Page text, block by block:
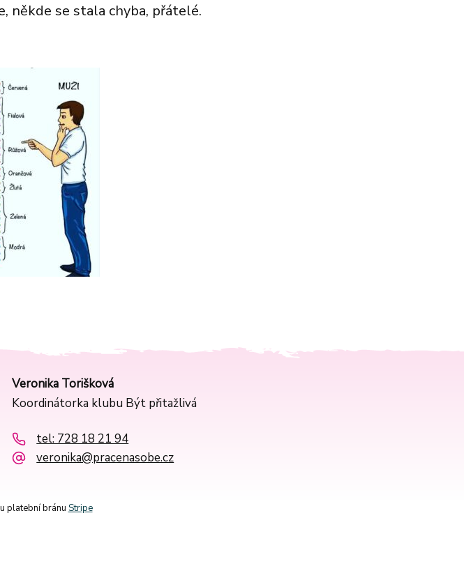
někde se stala chyba, přátelé.
Veronika Torišková
Koordinátorka klubu Být přitažlivá
tel: 728 18 21 94
veronika@pracenasobe.cz
platební bránu Stripe